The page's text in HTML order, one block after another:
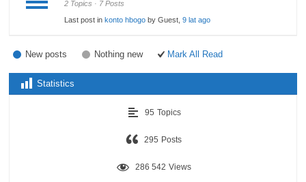
2 Topics · 7 Posts
Last post in konto hbogo by Guest,9 lat ago
New posts Nothing new Mark All Read
Statistics
95 Topics
295 Posts
286 542 Views